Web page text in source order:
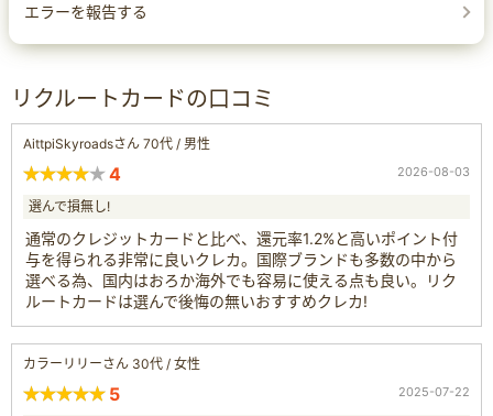
エラーを報告する
リクルートカードの口コミ
AittpiSkyroadsさん 70代 / 男性
4 2026-08-03
選んで損無し!
通常のクレジットカードと比べ、還元率1.2%と高いポイント付
与を得られる非常に良いクレカ。国際ブランドも多数の中から
選べる為、国内はおろか海外でも容易に使える点も良い。リク
ルートカードは選んで後悔の無いおすすめクレカ!
カラーリリーさん 30代 / 女性
5 2025-07-22